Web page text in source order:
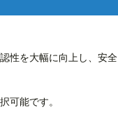
性を大幅に向上し、安全
可能です。